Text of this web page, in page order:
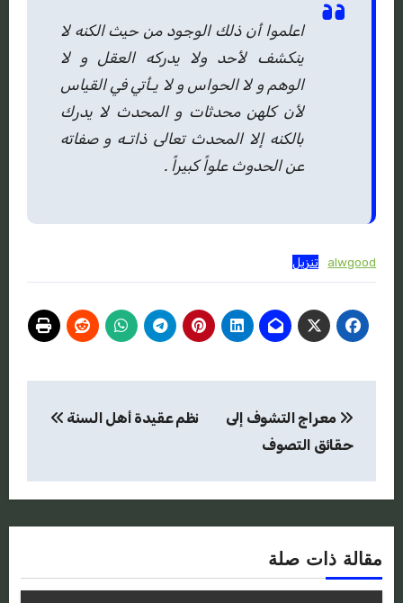
اعلموا أن ذلك الوجود من حيث الكنه لا
ينكشف لأحد ولا يدركه العقل و لا
الوهم و لا الحواس و لا يـأتي في القياس
لأن كلهن محدثات و المحدث لا يدرك
بالكنه إلا المحدث تعالى ذاتـه و صفاته
عن الحدوث علواً كبيراً .
alwgood تنزيل
المقالات
معراج التشوف إلى
حقائق التصوف
نظم عقيدة أهل السنة
مقالة ذات صلة